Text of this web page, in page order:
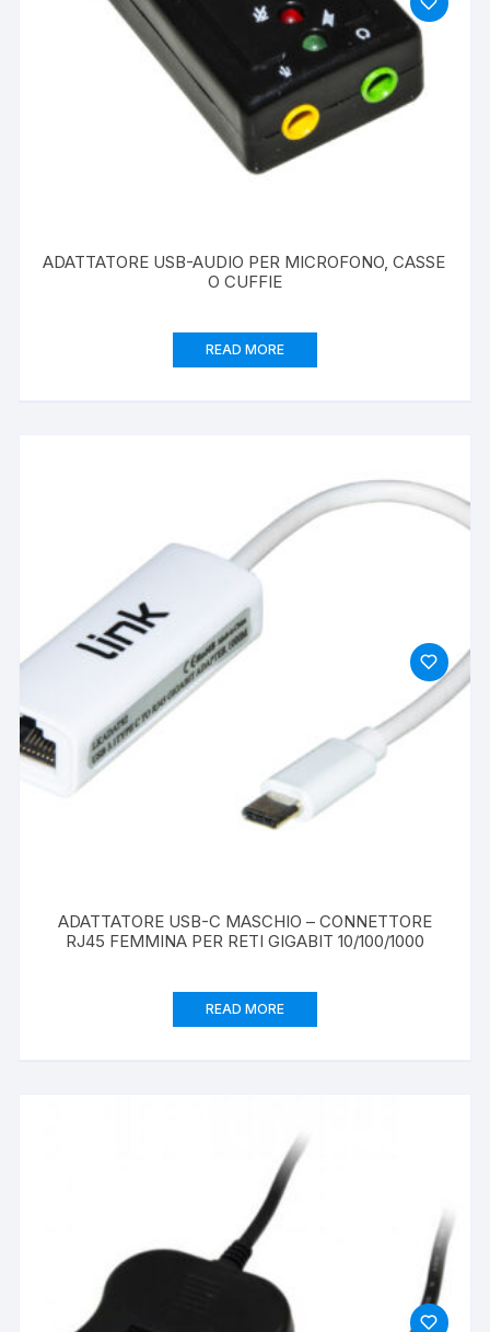
ADATTATORE USB-AUDIO PER MICROFONO, CASSE
O CUFFIE
READ MORE
ADATTATORE USB-C MASCHIO – CONNETTORE
RJ45 FEMMINA PER RETI GIGABIT 10/100/1000
READ MORE